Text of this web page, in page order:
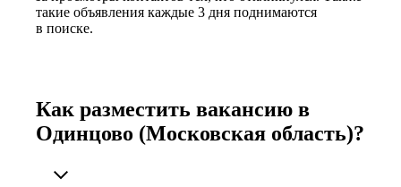
такие объявления каждые 3 дня поднимаются
в поиске.
Как разместить вакансию в
Одинцово (Московская область)?